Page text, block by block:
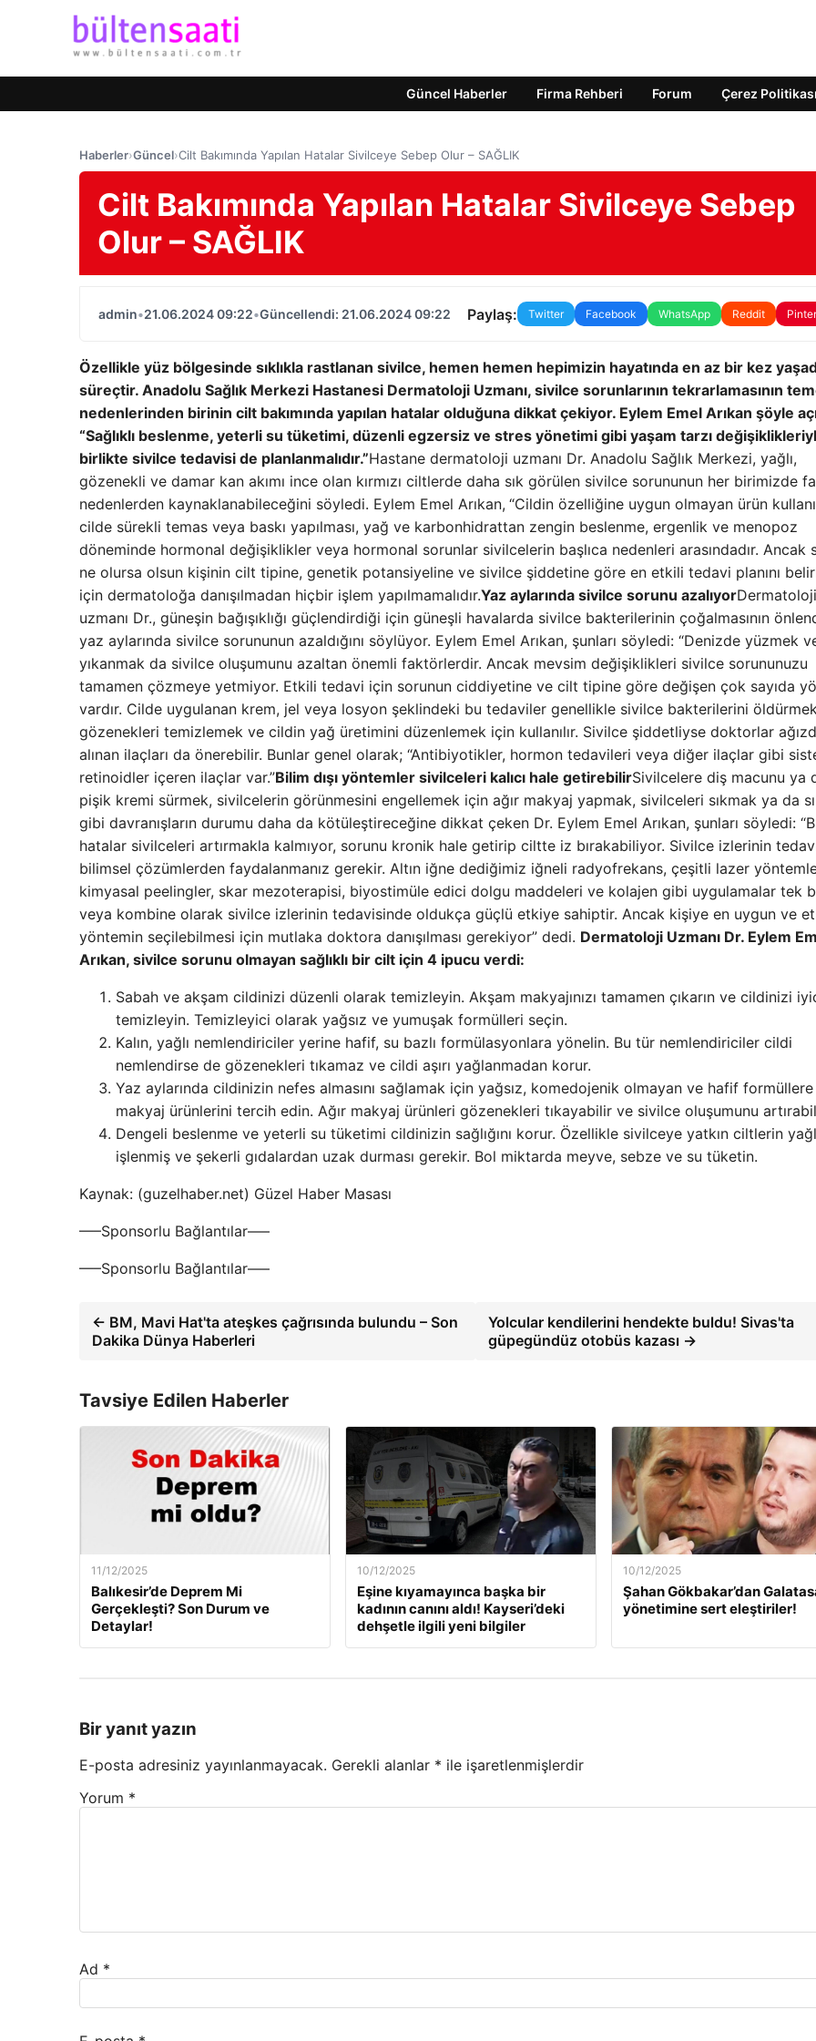
Güncel Haberler Firma Rehberi Forum Çerez Politikası
Haberler›Güncel›Cilt Bakımında Yapılan Hatalar Sivilceye Sebep Olur – SAĞLIK
Cilt Bakımında Yapılan Hatalar Sivilceye Sebep
Olur – SAĞLIK
admin•21.06.2024 09:22•Güncellendi: 21.06.2024 09:22 Paylaş: Twitter Facebook WhatsApp Reddit
Özellikle yüz bölgesinde sıklıkla rastlanan sivilce, hemen hemen hepimizin hayatında en az bir kez
süreçtir. Anadolu Sağlık Merkezi Hastanesi Dermatoloji Uzmanı, sivilce sorunlarının tekrarlamasının
nedenlerinden birinin cilt bakımında yapılan hatalar olduğuna dikkat çekiyor. Eylem Emel Arıkan şöyle
“Sağlıklı beslenme, yeterli su tüketimi, düzenli egzersiz ve stres yönetimi gibi yaşam tarzı
birlikte sivilce tedavisi de planlanmalıdır.”Hastane dermatoloji uzmanı Dr. Anadolu Sağlık Merkezi, yağlı,
gözenekli ve damar kan akımı ince olan kırmızı ciltlerde daha sık görülen sivilce sorununun her birimizde
nedenlerden kaynaklanabileceğini söyledi. Eylem Emel Arıkan, “Cildin özelliğine uygun olmayan ürün
cilde sürekli temas veya baskı yapılması, yağ ve karbonhidrattan zengin beslenme, ergenlik ve menopoz
döneminde hormonal değişiklikler veya hormonal sorunlar sivilcelerin başlıca nedenleri arasındadır. Ancak
ne olursa olsun kişinin cilt tipine, genetik potansiyeline ve sivilce şiddetine göre en etkili tedavi planını
için dermatoloğa danışılmadan hiçbir işlem yapılmamalıdır.Yaz aylarında sivilce sorunu azalıyorDermatoloji
uzmanı Dr., güneşin bağışıklığı güçlendirdiği için güneşli havalarda sivilce bakterilerinin çoğalmasının
yaz aylarında sivilce sorununun azaldığını söylüyor. Eylem Emel Arıkan, şunları söyledi: “Denizde yüzmek
yıkanmak da sivilce oluşumunu azaltan önemli faktörlerdir. Ancak mevsim değişiklikleri sivilce sorununuzu
tamamen çözmeye yetmiyor. Etkili tedavi için sorunun ciddiyetine ve cilt tipine göre değişen çok sayıda
vardır. Cilde uygulanan krem, jel veya losyon şeklindeki bu tedaviler genellikle sivilce bakterilerini
gözenekleri temizlemek ve cildin yağ üretimini düzenlemek için kullanılır. Sivilce şiddetliyse doktorlar
alınan ilaçları da önerebilir. Bunlar genel olarak; “Antibiyotikler, hormon tedavileri veya diğer ilaçlar gibi
retinoidler içeren ilaçlar var.”Bilim dışı yöntemler sivilceleri kalıcı hale getirebilirSivilcelere diş macunu ya
pişik kremi sürmek, sivilcelerin görünmesini engellemek için ağır makyaj yapmak, sivilceleri sıkmak ya da
gibi davranışların durumu daha da kötüleştireceğine dikkat çeken Dr. Eylem Emel Arıkan, şunları söyledi:
hatalar sivilceleri artırmakla kalmıyor, sorunu kronik hale getirip ciltte iz bırakabiliyor. Sivilce izlerinin
bilimsel çözümlerden faydalanmanız gerekir. Altın iğne dediğimiz iğneli radyofrekans, çeşitli lazer
kimyasal peelingler, skar mezoterapisi, biyostimüle edici dolgu maddeleri ve kolajen gibi uygulamalar tek
veya kombine olarak sivilce izlerinin tedavisinde oldukça güçlü etkiye sahiptir. Ancak kişiye en uygun ve
yöntemin seçilebilmesi için mutlaka doktora danışılması gerekiyor” dedi. Dermatoloji Uzmanı Dr. Eylem
Arıkan, sivilce sorunu olmayan sağlıklı bir cilt için 4 ipucu verdi:
Sabah ve akşam cildinizi düzenli olarak temizleyin. Akşam makyajınızı tamamen çıkarın ve cildinizi
temizleyin. Temizleyici olarak yağsız ve yumuşak formülleri seçin.
Kalın, yağlı nemlendiriciler yerine hafif, su bazlı formülasyonlara yönelin. Bu tür nemlendiriciler cildi
nemlendirse de gözenekleri tıkamaz ve cildi aşırı yağlanmadan korur.
Yaz aylarında cildinizin nefes almasını sağlamak için yağsız, komedojenik olmayan ve hafif
makyaj ürünlerini tercih edin. Ağır makyaj ürünleri gözenekleri tıkayabilir ve sivilce oluşumunu
Dengeli beslenme ve yeterli su tüketimi cildinizin sağlığını korur. Özellikle sivilceye yatkın ciltlerin
işlenmiş ve şekerli gıdalardan uzak durması gerekir. Bol miktarda meyve, sebze ve su tüketin.
Kaynak: (guzelhaber.net) Güzel Haber Masası
—–Sponsorlu Bağlantılar—–
—–Sponsorlu Bağlantılar—–
← BM, Mavi Hat'ta ateşkes çağrısında bulundu – Son
Dakika Dünya Haberleri
Yolcular kendilerini hendekte buldu! Sivas'ta
güpegündüz otobüs kazası →
Tavsiye Edilen Haberler
11/12/2025
Balıkesir’de Deprem Mi
Gerçekleşti? Son Durum ve
Detaylar!
10/12/2025
Eşine kıyamayınca başka bir
kadının canını aldı! Kayseri’deki
dehşetle ilgili yeni bilgiler
10/12/2025
Şahan Gökbakar’dan
yönetimine sert eleştiriler!
Bir yanıt yazın
E-posta adresiniz yayınlanmayacak. Gerekli alanlar * ile işaretlenmişlerdir
Yorum *
Ad *